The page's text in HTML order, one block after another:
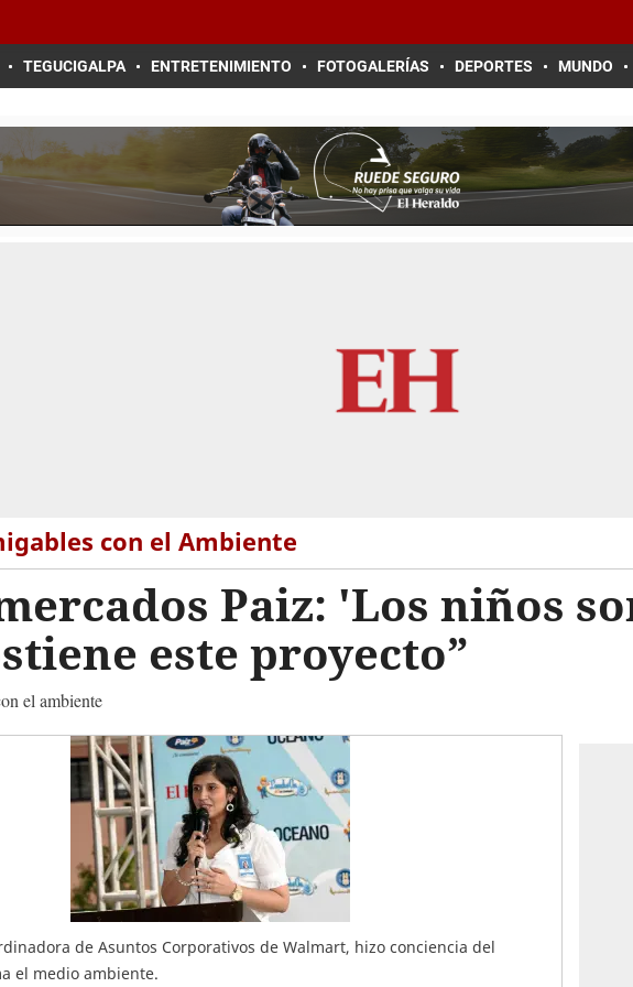
TEGUCIGALPA ENTRETENIMIENTO FOTOGALERÍAS DEPORTES MUNDO
con el Ambiente
Paiz: 'Los niños
este proyecto”
el ambiente
de Asuntos Corporativos de Walmart, hizo conciencia del
el medio ambiente.